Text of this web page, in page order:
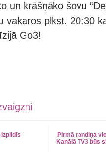
un krāšņāko šovu
vakaros plkst. 20:30
Go3!
Pirmā randiņa
Kanālā TV3 būs